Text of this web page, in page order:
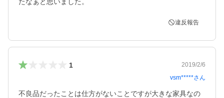
違反報告
1
2019/2/6
vsm*****さん
不良品だったことは仕方がないことですが大きな家具なの